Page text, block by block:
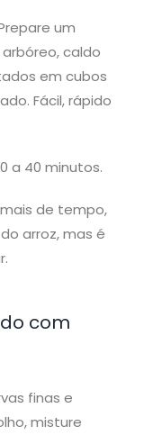
um
caldo
em cubos
Fácil, rápido
a 40 minutos.
de tempo,
arroz, mas é
com
finas e
misture